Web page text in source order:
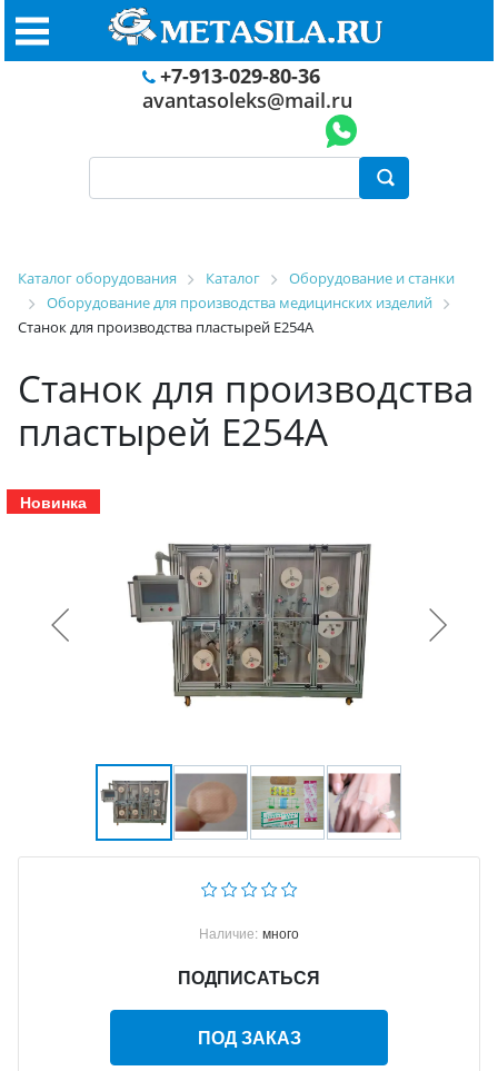
+7-913-029-80-36
avantasoleks@mail.ru
Каталог оборудования Каталог
Оборудование и станки
Оборудование для производства медицинских изделий
Станок для производства пластырей E254A
Станок для производства
пластырей E254A
Новинка
Наличие: много
ПОДПИСАТЬСЯ
ПОД ЗАКАЗ